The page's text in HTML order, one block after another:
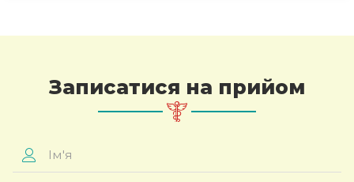
Записатися на прийом
Ім'я